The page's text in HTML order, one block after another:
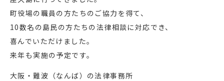
町役場の職員の方たちのご協力を得て、
10数名の島民の方たちの法律相談に対応でき、
喜んでいただけました。
来年も実施の予定です。
大阪・難波（なんば）の法律事務所